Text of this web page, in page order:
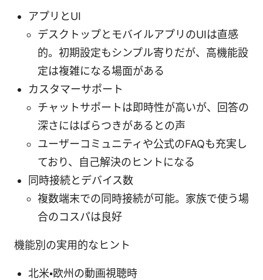
アプリとUI
デスクトップとモバイルアプリのUIは直感
的。初期設定もシンプル寄りだが、高機能設
定は複雑になる場面がある
カスタマーサポート
チャットサポートは即時性が高いが、回答の
深さにはばらつきがあるとの声
ユーザーコミュニティや公式のFAQも充実し
ており、自己解決のヒントになる
同時接続とデバイス数
複数端末での同時接続が可能。家族で使う場
合のコスパは良好
機能別の実用的なヒント
北米・欧州の動画視聴時